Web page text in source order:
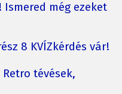
Ismered még ezeket
8 KVÍZkérdés vár!
tévések,